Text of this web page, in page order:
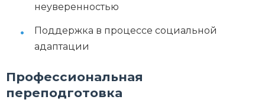
неуверенностью
Поддержка в процессе социальной
адаптации
Профессиональная
переподготовка